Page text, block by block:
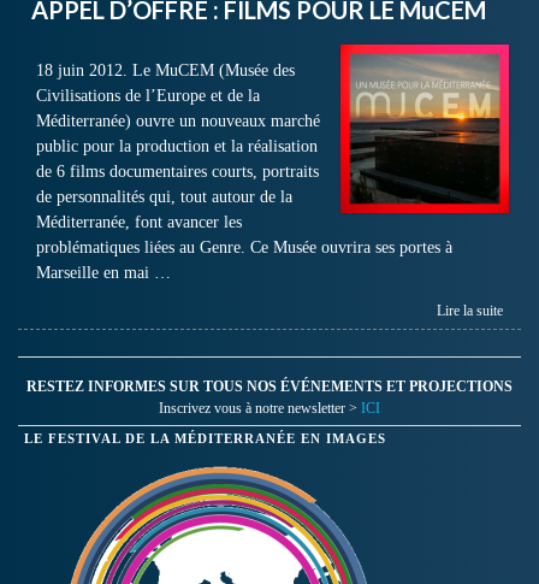
APPEL D’OFFRE : FILMS POUR LE MuCEM
18 juin 2012. Le MuCEM (Musée des
Civilisations de l’Europe et de la
Méditerranée) ouvre un nouveaux marché
public pour la production et la réalisation
de 6 films documentaires courts, portraits
de personnalités qui, tout autour de la
Méditerranée, font avancer les
problématiques liées au Genre. Ce Musée ouvrira ses portes à
Marseille en mai …
Lire la suite
RESTEZ INFORMES SUR TOUS NOS ÉVÉNEMENTS ET PROJECTIONS
Inscrivez vous à notre newsletter > ICI
LE FESTIVAL DE LA MÉDITERRANÉE EN IMAGES